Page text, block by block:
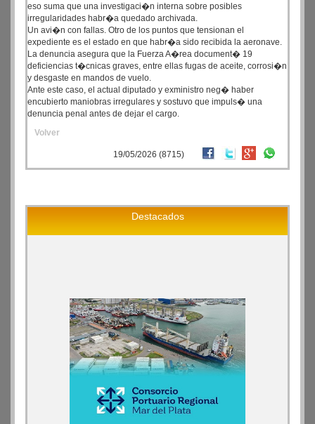
eso suma que una investigaci�n interna sobre posibles
irregularidades habr�a quedado archivada.
Un avi�n con fallas. Otro de los puntos que tensionan el
expediente es el estado en que habr�a sido recibida la aeronave.
La denuncia asegura que la Fuerza A�rea document� 19
deficiencias t�cnicas graves, entre ellas fugas de aceite, corrosi�n
y desgaste en mandos de vuelo.
Ante este caso, el actual diputado y exministro neg� haber
encubierto maniobras irregulares y sostuvo que impuls� una
denuncia penal antes de dejar el cargo.
Volver
19/05/2026 (8715)
Destacados